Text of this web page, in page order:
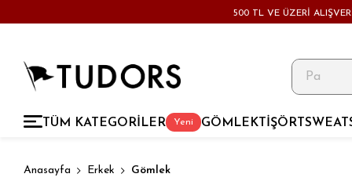
500 TL VE ÜZERİ
Yeni
TÜM KATEGORİLER GÖMLEK TİŞÖRT
Anasayfa Erkek Gömlek